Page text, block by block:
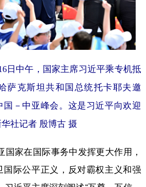
日中午，国家主席习近平乘专机抵
萨克斯坦共和国总统托卡耶夫邀
国－中亚峰会。这是习近平向欢迎
社记者 殷博古 摄
家在国际事务中发挥更大作用，
国际公平正义，反对霸权主义和强